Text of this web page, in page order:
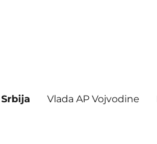
Srbija Vlada AP Vojvodine